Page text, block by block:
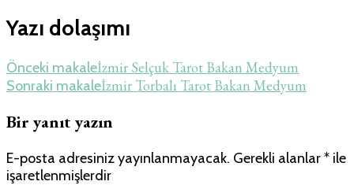
Yazı dolaşımı
Önceki makaleİzmir Selçuk Tarot Bakan Medyum
Sonraki makaleİzmir Torbalı Tarot Bakan Medyum
Bir yanıt yazın
E-posta adresiniz yayınlanmayacak. Gerekli alanlar* ile
işaretlenmişlerdir